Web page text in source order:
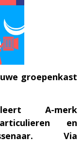
groepenkast
A-merk
en
Via